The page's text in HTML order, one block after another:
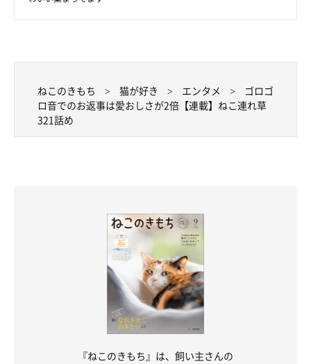
ねこのきもち 猫が好き エンタメ
ゴロゴ
ロ音でのお返事は愛おしさが2倍【連載】ねこ連れ草
321話め
『ねこのきもち』は、飼い主さんの